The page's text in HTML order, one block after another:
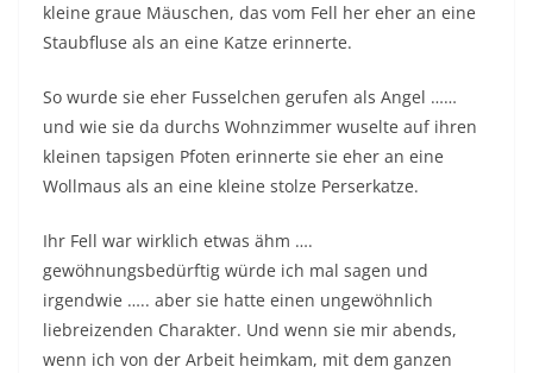
kleine graue Mäuschen, das vom Fell her eher an eine
Staubfluse als an eine Katze erinnerte.
So wurde sie eher Fusselchen gerufen als Angel ……
und wie sie da durchs Wohnzimmer wuselte auf ihren
kleinen tapsigen Pfoten erinnerte sie eher an eine
Wollmaus als an eine kleine stolze Perserkatze.
Ihr Fell war wirklich etwas ähm ….
gewöhnungsbedürftig würde ich mal sagen und
irgendwie ….. aber sie hatte einen ungewöhnlich
liebreizenden Charakter. Und wenn sie mir abends,
wenn ich von der Arbeit heimkam, mit dem ganzen